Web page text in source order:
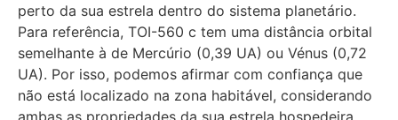
perto da sua estrela dentro do sistema planetário.
Para referência, TOI-560 c tem uma distância orbital
semelhante à de Mercúrio (0,39 UA) ou Vénus (0,72
UA). Por isso, podemos afirmar com confiança que
não está localizado na zona habitável, considerando